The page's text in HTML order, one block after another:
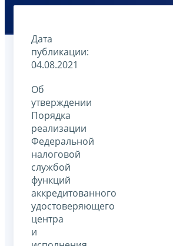
Дата
публикации:
04.08.2021
Об
утверждении
Порядка
реализации
Федеральной
налоговой
службой
функций
аккредитованного
удостоверяющего
центра
и